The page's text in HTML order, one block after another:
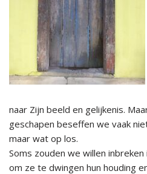
naar Zijn beeld en gelijkenis.
geschapen beseffen we vaak
maar wat op los.
Soms zouden we willen
om ze te dwingen hun houding